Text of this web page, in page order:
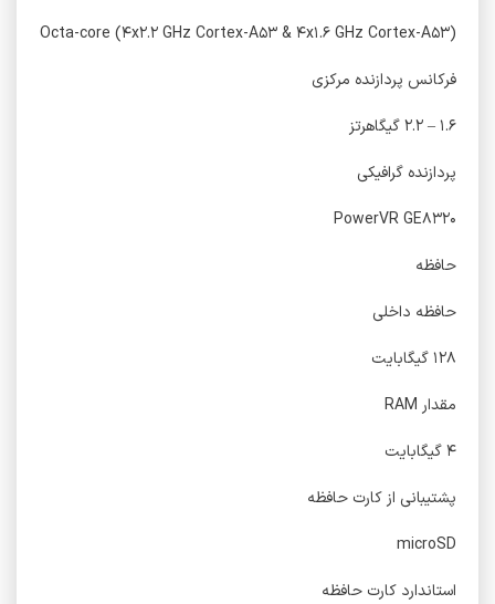
Octa-core (۴x۲.۲ GHz Cortex-A۵۳ & ۴x۱.۶ GHz Cortex-A۵۳)
فرکانس پردازنده‌ مرکزی
۱.۶ – ۲.۲ گیگاهرتز
پردازنده‌ گرافیکی
PowerVR GE۸۳۲۰
حافظه
حافظه داخلی
۱۲۸ گیگابایت
مقدار RAM
۴ گیگابایت
پشتیبانی از کارت حافظه
microSD
استاندارد کارت حافظه